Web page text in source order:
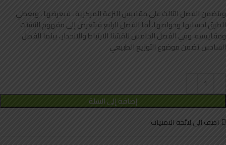
ويتضمن الفصل الثالث على مقاييس النزعة المركزية ، فيعرضها ، ويعطي
الطرق لحسابها وخواصها. أما الفصل الرابع فيتعرض إلى مفهوم التشتت
ومقاييسه، وفي الفصل الخامس ناقشنا الارتباط والانحدار ، بينما الفصل
السادس تضمن موضوع التوزيع الطبيعي
إضافة إلى السلة
اضف الى لائحة الامنيات